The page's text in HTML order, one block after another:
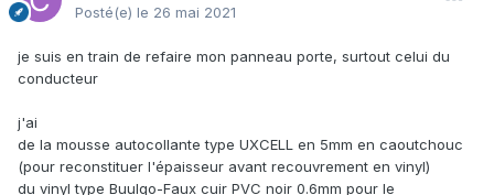
Posté(e) le 26 mai 2021
je suis en train de refaire mon panneau porte, surtout celui du
conducteur
j'ai
de la mousse autocollante type UXCELL en 5mm en caoutchouc
(pour reconstituer l'épaisseur avant recouvrement en vinyl)
du vinyl type Buulqo-Faux cuir PVC noir 0.6mm pour le